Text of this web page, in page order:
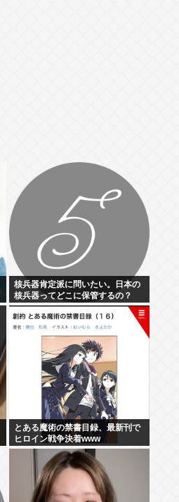
核兵器肯定派に問いたい。日本の
核兵器ってどこに保管するの？
とある魔術の禁書目録、最新刊で
ヒロイン戦争決着www